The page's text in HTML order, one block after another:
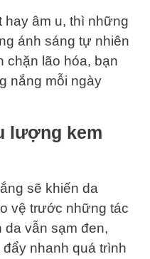
hay âm u, thì những
ánh sáng tự nhiên
chặn lão hóa, bạn
nắng mỗi ngày
lượng kem
sẽ khiến da
vệ trước những tác
da vẫn sạm đen,
nhanh quá trình